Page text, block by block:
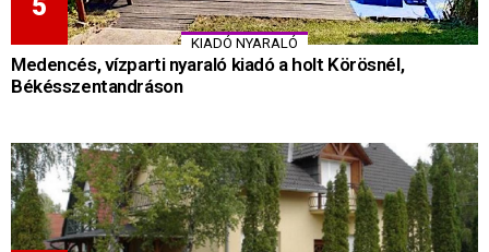
KIADÓ NYARALÓ
Medencés, vízparti nyaraló kiadó a holt Körösnél,
Békésszentandráson